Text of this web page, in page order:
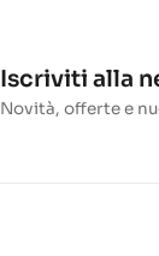
Iscriviti alla
Novità, offerte e